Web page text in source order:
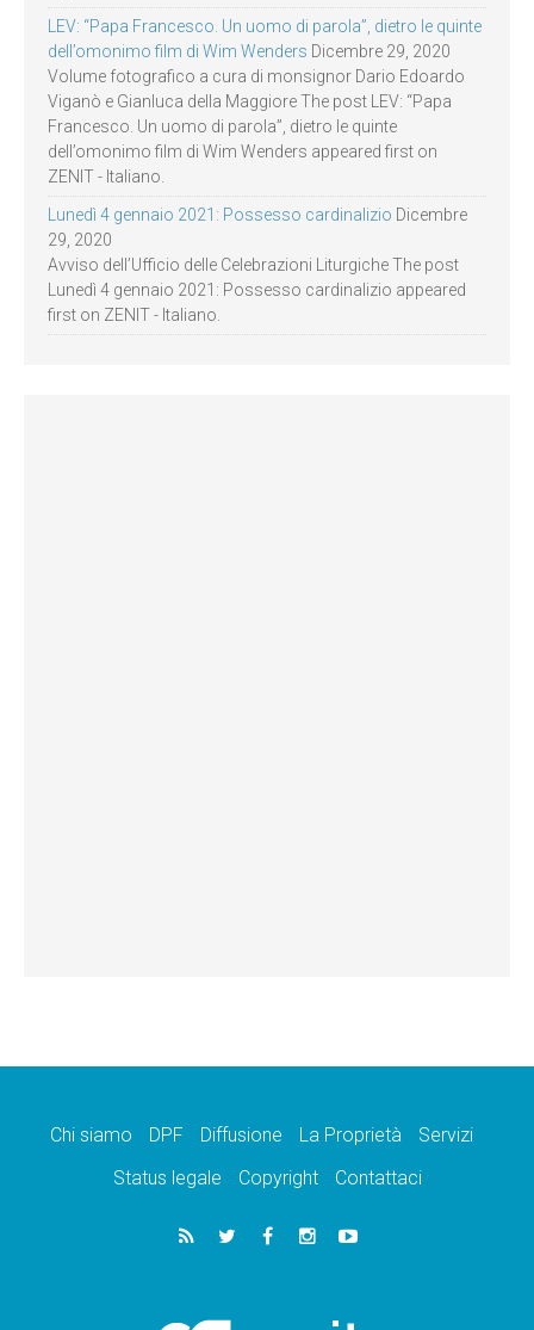
LEV: “Papa Francesco. Un uomo di parola”, dietro le quinte
dell’omonimo film di Wim Wenders Dicembre 29, 2020
Volume fotografico a cura di monsignor Dario Edoardo
Viganò e Gianluca della Maggiore The post LEV: “Papa
Francesco. Un uomo di parola”, dietro le quinte
dell’omonimo film di Wim Wenders appeared first on
ZENIT - Italiano.
Lunedì 4 gennaio 2021: Possesso cardinalizio Dicembre
29, 2020
Avviso dell’Ufficio delle Celebrazioni Liturgiche The post
Lunedì 4 gennaio 2021: Possesso cardinalizio appeared
first on ZENIT - Italiano.
Chi siamo DPF Diffusione La Proprietà
Servizi
Status legale
Copyright Contattaci